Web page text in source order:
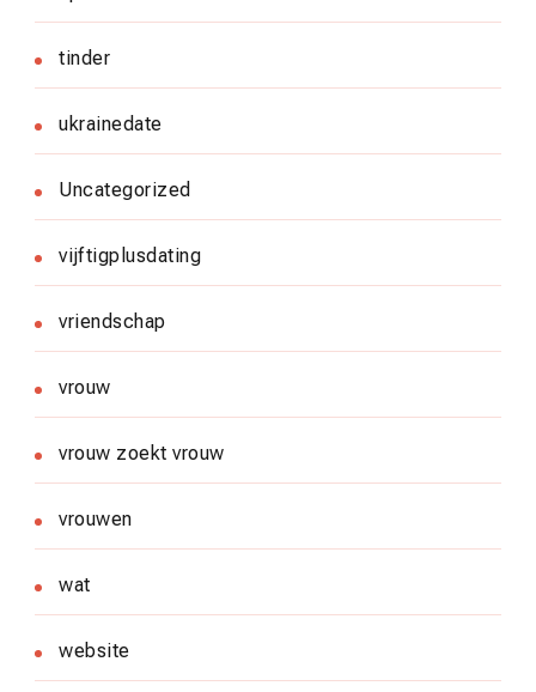
tinder
ukrainedate
Uncategorized
vijftigplusdating
vriendschap
vrouw
vrouw zoekt vrouw
vrouwen
wat
website